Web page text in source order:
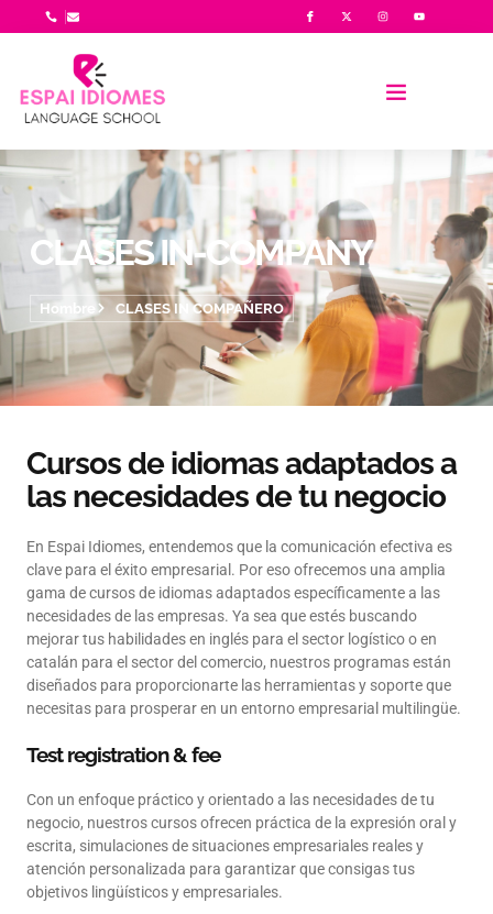
CLASES IN-COMPANY
Hombre CLASES IN COMPAÑERO
Cursos de idiomas adaptados a
las necesidades de tu negocio
En Espai Idiomes, entendemos que la comunicación efectiva es
clave para el éxito empresarial. Por eso ofrecemos una amplia
gama de cursos de idiomas adaptados específicamente a las
necesidades de las empresas. Ya sea que estés buscando
mejorar tus habilidades en inglés para el sector logístico o en
catalán para el sector del comercio, nuestros programas están
diseñados para proporcionarte las herramientas y soporte que
necesitas para prosperar en un entorno empresarial multilingüe.
Test registration & fee
Con un enfoque práctico y orientado a las necesidades de tu
negocio, nuestros cursos ofrecen práctica de la expresión oral y
escrita, simulaciones de situaciones empresariales reales y
atención personalizada para garantizar que consigas tus
objetivos lingüísticos y empresariales.